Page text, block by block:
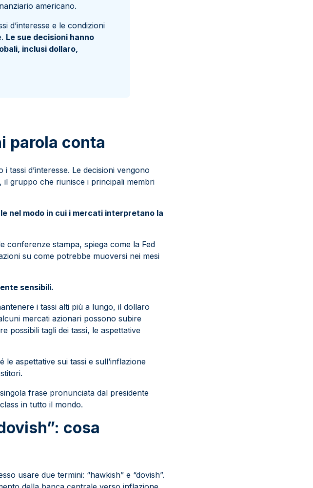
americano.
d’interesse e le condizioni
Le sue decisioni hanno
inclusi dollaro,
parola conta
tassi d’interesse. Le decisioni vengono
, il gruppo che riunisce i principali membri
nel modo in cui i mercati interpretano la
conferenze stampa, spiega come la Fed
su come potrebbe muoversi nei mesi
sensibili.
i tassi alti più a lungo, il dollaro
mercati azionari possono subire
possibili tagli dei tassi, le aspettative
le aspettative sui tassi e sull’inflazione
frase pronunciata dal presidente
in tutto il mondo.
cosa
usare due termini: “hawkish” e “dovish”.